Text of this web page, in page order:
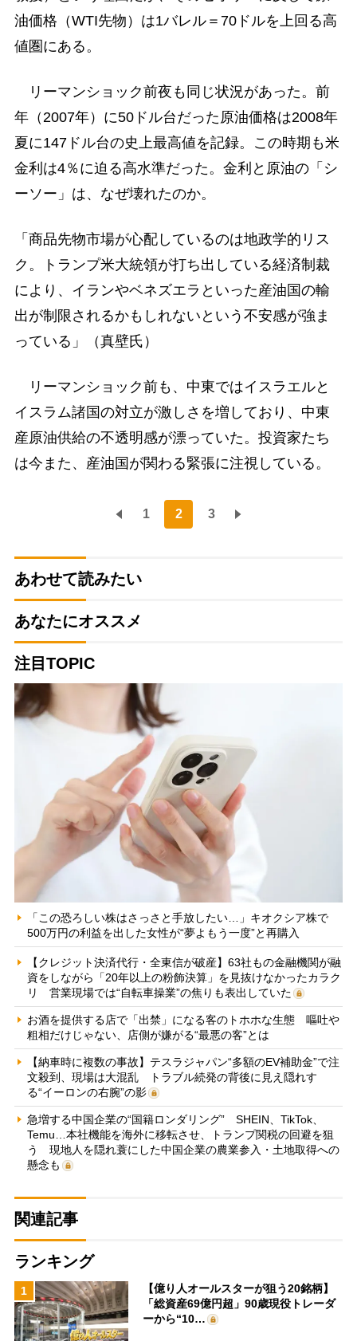
油価格（WTI先物）は1バレル＝70ドルを上回る高
値圏にある。
リーマンショック前夜も同じ状況があった。前
年（2007年）に50ドル台だった原油価格は2008年
夏に147ドル台の史上最高値を記録。この時期も米
金利は4％に迫る高水準だった。金利と原油の「シ
ーソー」は、なぜ壊れたのか。
「商品先物市場が心配しているのは地政学的リス
ク。トランプ米大統領が打ち出している経済制裁
により、イランやベネズエラといった産油国の輸
出が制限されるかもしれないという不安感が強ま
っている」（真壁氏）
リーマンショック前も、中東ではイスラエルと
イスラム諸国の対立が激しさを増しており、中東
産原油供給の不透明感が漂っていた。投資家たち
は今また、産油国が関わる緊張に注視している。
1 2 3
あわせて読みたい
あなたにオススメ
注目TOPIC
「この恐ろしい株はさっさと手放したい…」キオクシア株で
500万円の利益を出した女性が“夢よもう一度”と再購入
【クレジット決済代行・全東信が破産】63社もの金融機関が融
資をしながら「20年以上の粉飾決算」を見抜けなかったカラク
リ 営業現場では“自転車操業”の焦りも表出していた
お酒を提供する店で「出禁」になる客のトホホな生態 嘔吐や
粗相だけじゃない、店側が嫌がる“最悪の客”とは
【納車時に複数の事故】テスラジャパン“多額のEV補助金”で注
文殺到、現場は大混乱 トラブル続発の背後に見え隠れす
る“イーロンの右腕”の影
急増する中国企業の“国籍ロンダリング” SHEIN、TikTok、
Temu…本社機能を海外に移転させ、トランプ関税の回避を狙
う 現地人を隠れ蓑にした中国企業の農業参入・土地取得への
懸念も
関連記事
ランキング
1
【億り人オールスターが狙う20銘柄】
「総資産69億円超」90歳現役トレーダ
ーから“10…